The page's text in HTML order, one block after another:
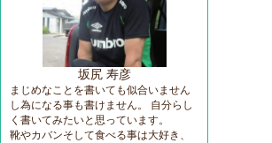
坂尻 寿彦
まじめなことを書いても似合いません
し為になる事も書けません。 自分らし
く書いてみたいと思っています。
靴やカバンそして食べる事は大好き、